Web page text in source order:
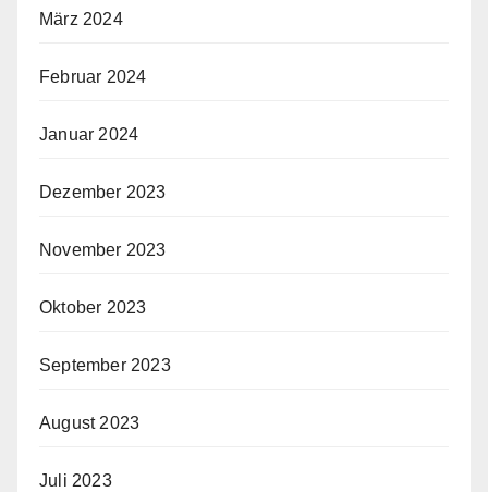
März 2024
Februar 2024
Januar 2024
Dezember 2023
November 2023
Oktober 2023
September 2023
August 2023
Juli 2023